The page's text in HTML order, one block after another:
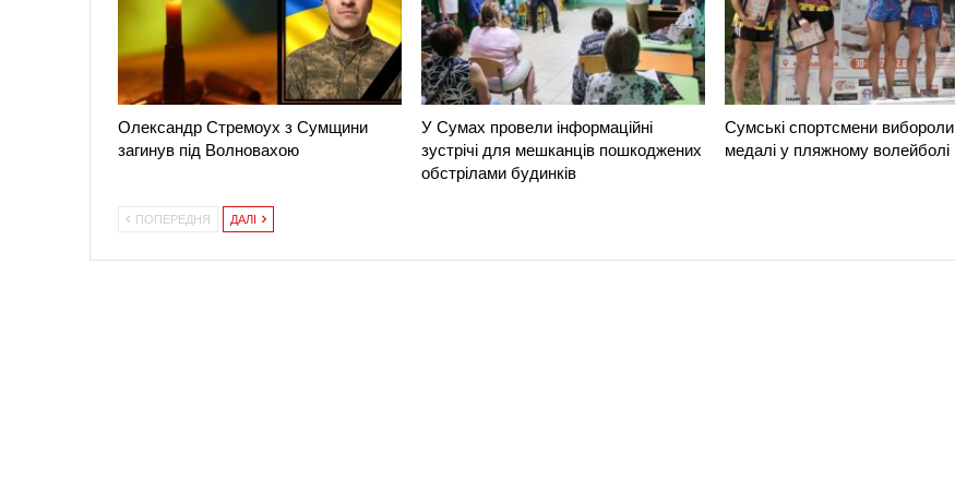
Олександр Стремоух з Сумщини
загинув під Волновахою
У Сумах провели інформаційні
зустрічі для мешканців пошкоджених
обстрілами будинків
Сумські спортсмени вибороли
медалі у пляжному волейболі
ПОПЕРЕДНЯ ДАЛІ